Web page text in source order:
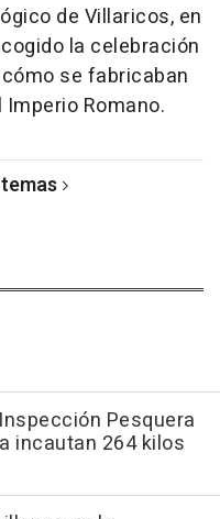
de Villaricos, en
la celebración
se fabricaban
Romano.
Pesquera
incautan 264 kilos